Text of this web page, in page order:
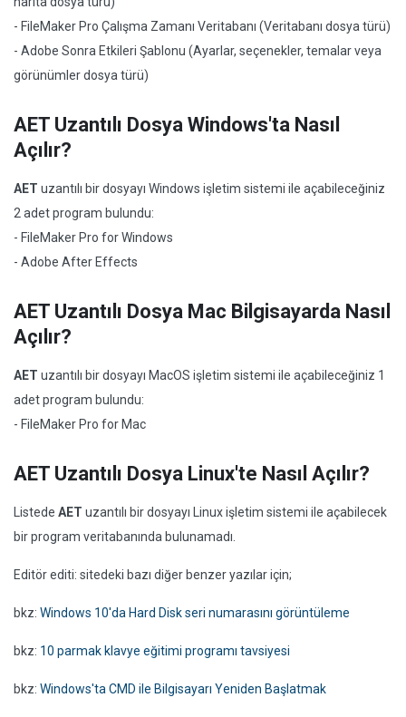
- FileMaker Pro Çalışma Zamanı Veritabanı (Veritabanı dosya türü)
- Adobe Sonra Etkileri Şablonu (Ayarlar, seçenekler, temalar veya
görünümler dosya türü)
AET Uzantılı Dosya Windows'ta Nasıl
Açılır?
AET uzantılı bir dosyayı Windows işletim sistemi ile açabileceğiniz
2 adet program bulundu:
- FileMaker Pro for Windows
- Adobe After Effects
AET Uzantılı Dosya Mac Bilgisayarda Nasıl
Açılır?
AET uzantılı bir dosyayı MacOS işletim sistemi ile açabileceğiniz 1
adet program bulundu:
- FileMaker Pro for Mac
AET Uzantılı Dosya Linux'te Nasıl Açılır?
Listede AET uzantılı bir dosyayı Linux işletim sistemi ile açabilecek
bir program veritabanında bulunamadı.
Editör editi: sitedeki bazı diğer benzer yazılar için;
bkz: Windows 10'da Hard Disk seri numarasını görüntüleme
bkz: 10 parmak klavye eğitimi programı tavsiyesi
bkz: Windows'ta CMD ile Bilgisayarı Yeniden Başlatmak